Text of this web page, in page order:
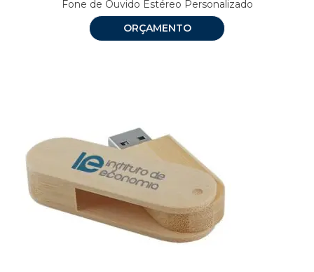
Fone de Ouvido Estéreo Personalizado
ORÇAMENTO